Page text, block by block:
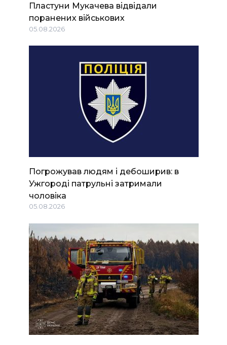
Пластуни Мукачева відвідали
поранених військових
05.08.2026
Погрожував людям і дебоширив: в
Ужгороді патрульні затримали
чоловіка
05.08.2026